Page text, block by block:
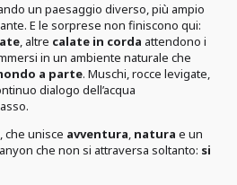
un paesaggio diverso, più ampio
E le sorprese non finiscono qui:
, altre calate in corda attendono i
in un ambiente naturale che
a parte. Muschi, rocce levigate,
dialogo dell’acqua
che unisce avventura, natura e un
che non si attraversa soltanto: si